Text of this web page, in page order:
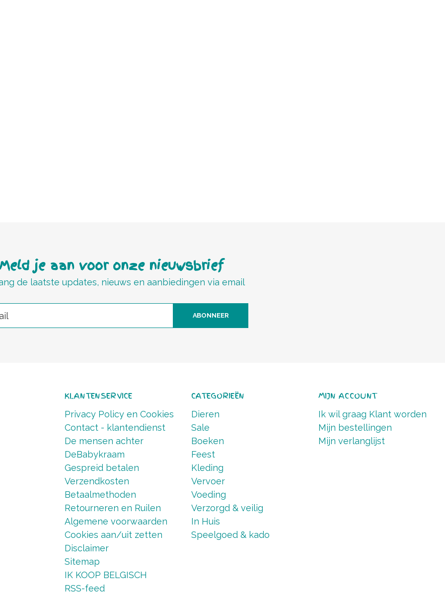
je aan voor onze nieuwsbrief
de laatste updates, nieuws en aanbiedingen via email
ABONNEER
KLANTENSERVICE
Privacy Policy en Cookies
Contact - klantendienst
De mensen achter
DeBabykraam
Gespreid betalen
Verzendkosten
Betaalmethoden
Retourneren en Ruilen
Algemene voorwaarden
Cookies aan/uit zetten
Disclaimer
Sitemap
IK KOOP BELGISCH
RSS-feed
CATEGORIEËN
Dieren
Sale
Boeken
Feest
Kleding
Vervoer
Voeding
Verzorgd & veilig
In Huis
Speelgoed & kado
MIJN ACCOUNT
Ik wil graag Klant worden
Mijn bestellingen
Mijn verlanglijst